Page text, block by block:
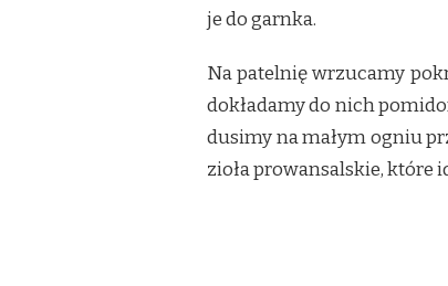
je do garnka.
Na patelnię wrzucamy
dokładamy do nich
dusimy na małym ogniu
zioła prowansalskie, które